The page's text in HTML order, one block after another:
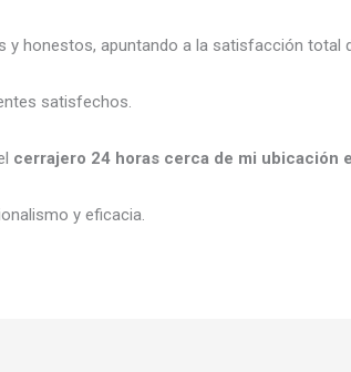
y honestos, apuntando a la satisfacción
satisfechos.
cerrajero 24 horas cerca de mi ubicación
y eficacia.